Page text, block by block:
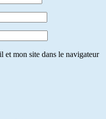
et mon site dans le navigateur